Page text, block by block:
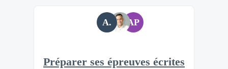
A. AP
Préparer ses épreuves écrites